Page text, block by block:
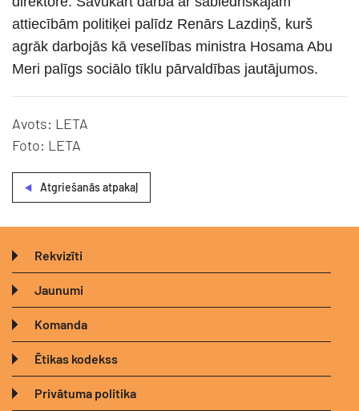
attiecībām politiķei palīdz Renārs Lazdiņš, kurš
agrāk darbojās kā veselības ministra Hosama Abu
Meri palīgs sociālo tīklu pārvaldības jautājumos.
Avots: LETA
Foto: LETA
Atgriešanās atpakaļ
Rekvizīti
Jaunumi
Komanda
Ētikas kodekss
Privātuma politika